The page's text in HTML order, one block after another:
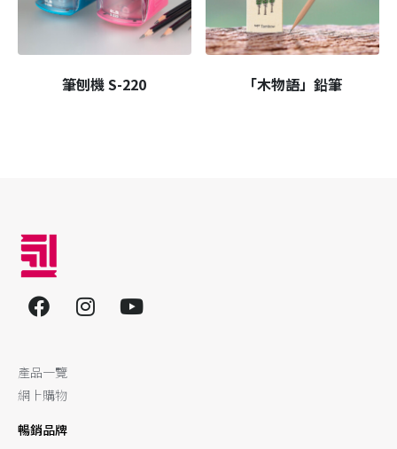
筆刨機 S-220 「木物語」鉛筆
產品一覽
網上購物
暢銷品牌